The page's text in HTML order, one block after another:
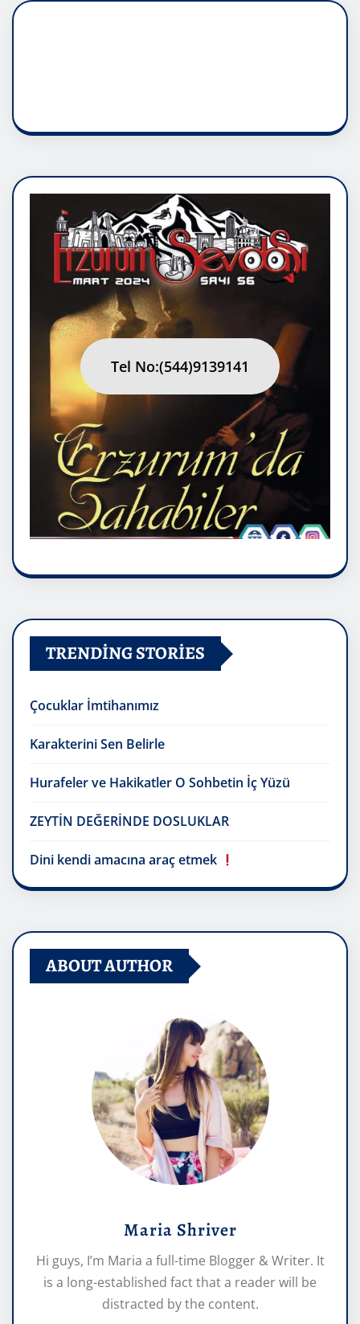
Tel No:(544)9139141
TRENDING STORIES
Çocuklar İmtihanımız
Karakterini Sen Belirle
Hurafeler ve Hakikatler O Sohbetin İç Yüzü
ZEYTİN DEĞERİNDE DOSLUKLAR
Dini kendi amacına araç etmek
ABOUT AUTHOR
Maria Shriver
Hi guys, I’m Maria a full-time Blogger & Writer. It
is a long-established fact that a reader will be
distracted by the content.